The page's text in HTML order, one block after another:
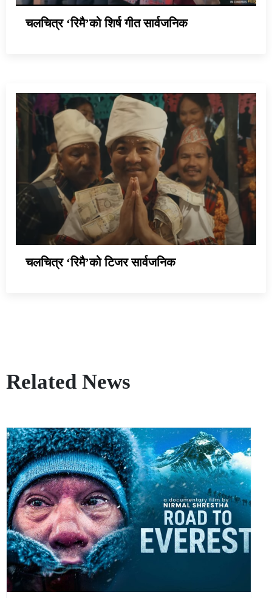
चलचित्र ‘रिमै’को शिर्ष गीत सार्वजनिक
चलचित्र ‘रिमै’को टिजर सार्वजनिक
Related News